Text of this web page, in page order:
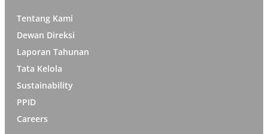
Tentang Kami
Dewan Direksi
Laporan Tahunan
Tata Kelola
Sustainability
PPID
Careers